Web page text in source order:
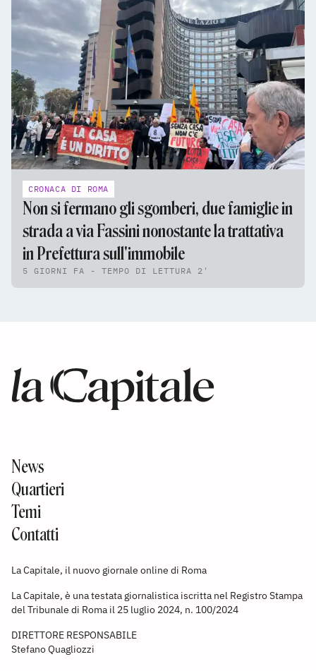
CRONACA DI ROMA
Non si fermano gli sgomberi, due famiglie in
strada a via Fassini nonostante la trattativa
in Prefettura sull'immobile
5 GIORNI FA - TEMPO DI LETTURA 2'
News
Quartieri
Temi
Contatti
La Capitale, il nuovo giornale online di Roma
La Capitale, è una testata giornalistica iscritta nel Registro Stampa
del Tribunale di Roma il 25 luglio 2024, n. 100/2024
DIRETTORE RESPONSABILE
Stefano Quagliozzi